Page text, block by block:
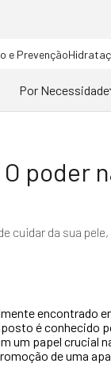
e Prevenção
Por Necessidade
poder
cuidar da sua
encontrado
é conhecido
um papel crucial
de uma